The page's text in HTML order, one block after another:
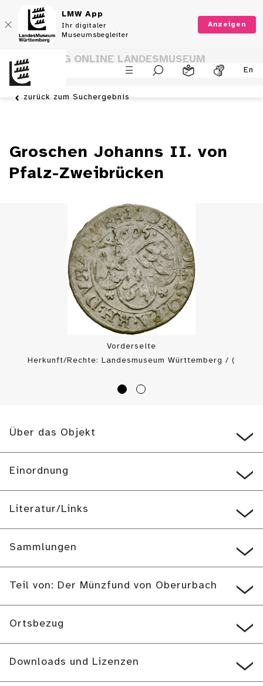
LMW App
Ihr digitaler
Museumsbegleiter
Anzeigen
En
SAMMLUNG ONLINE LANDESMUSEUM
WÜRTTEMBERG
zurück zum Suchergebnis
Groschen Johanns II. von
Pfalz-Zweibrücken
Vorderseite
Herkunft/Rechte: Landesmuseum Württemberg / (
Über das Objekt
Einordnung
Literatur/Links
Sammlungen
Teil von: Der Münzfund von Oberurbach
Ortsbezug
Downloads und Lizenzen